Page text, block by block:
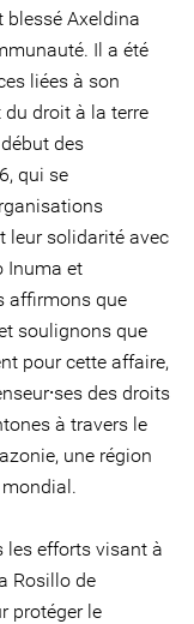
blessé Axeldina
Il a été
liées à son
du droit à la terre
des
qui se
leur solidarité avec
Inuma et
affirmons que
soulignons que
pour cette affaire,
des droits
à travers le
une région
les efforts visant à
Rosillo de
protéger le